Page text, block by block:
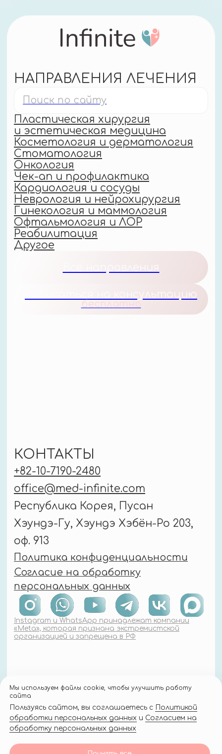
Мы используем файлы cookie, чтобы улучшить работу
сайта
Пользуясь сайтом, вы соглашаетесь с
Политикой
обработки персональных данных и Согласием на
обработку персональных данных